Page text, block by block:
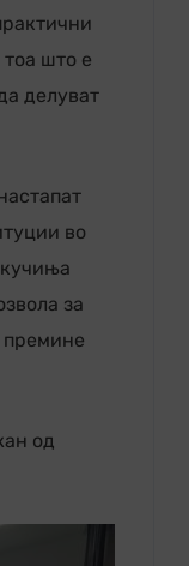
што е
делуват
во
за
премине
од